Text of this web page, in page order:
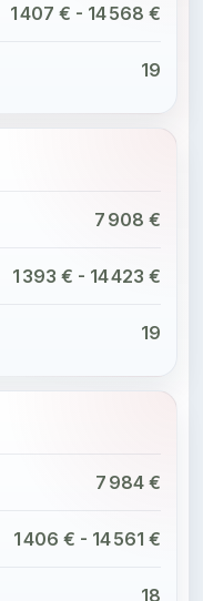
1 407 € - 14 568 €
19
7 908 €
1 393 € - 14 423 €
19
7 984 €
1 406 € - 14 561 €
18